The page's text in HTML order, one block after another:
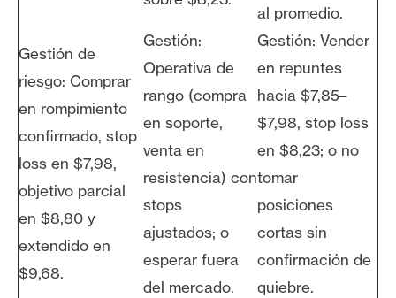
al promedio.
Gestión de
riesgo: Comprar
en rompimiento
confirmado, stop
loss en $7,98,
objetivo parcial
en $8,80 y
extendido en
$9,68.
Gestión:
Operativa de
rango (compra
en soporte,
venta en
resistencia) con
stops
ajustados; o
esperar fuera
del mercado.
Gestión: Vender
en repuntes
hacia $7,85–
$7,98, stop loss
en $8,23; o no
tomar
posiciones
cortas sin
confirmación de
quiebre.